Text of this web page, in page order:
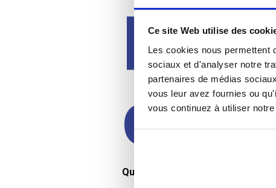
Ce site Web utilise des
Les cookies nous permettent
sociaux et d'analyser notre
partenaires de médias
vous leur avez fournies ou
vous continuez à utiliser
Qualifications et diplômes :